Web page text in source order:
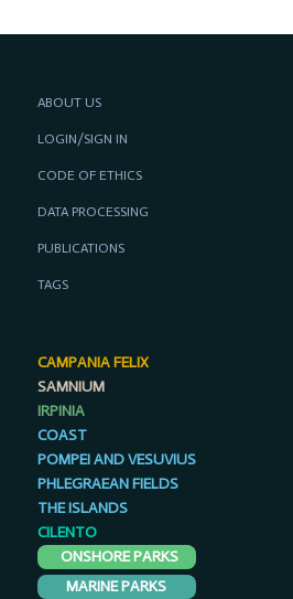
ABOUT US
LOGIN/SIGN IN
CODE OF ETHICS
DATA PROCESSING
PUBLICATIONS
TAGS
CAMPANIA FELIX
SAMNIUM
IRPINIA
COAST
POMPEI AND VESUVIUS
PHLEGRAEAN FIELDS
THE ISLANDS
CILENTO
ONSHORE PARKS
MARINE PARKS